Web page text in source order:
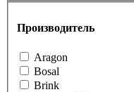
Производитель
Aragon
Bosal
Brink